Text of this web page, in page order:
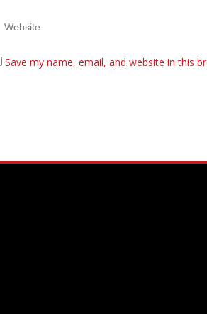
Save my name, email, and website in this